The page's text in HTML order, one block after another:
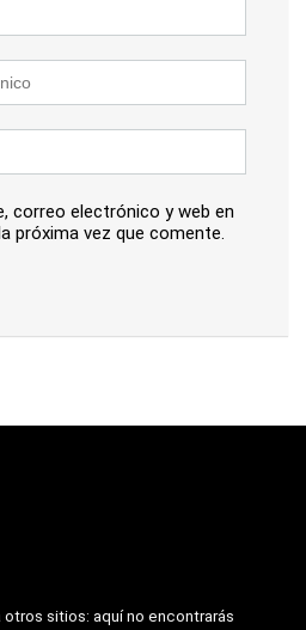
correo electrónico y web en
próxima vez que comente.
otros sitios: aquí no encontrarás